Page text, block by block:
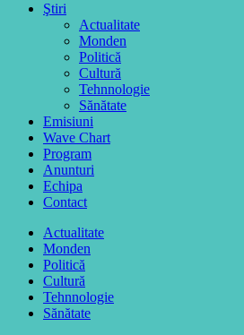
Ştiri
Actualitate
Monden
Politică
Cultură
Tehnnologie
Sănătate
Emisiuni
Wave Chart
Program
Anunturi
Echipa
Contact
Actualitate
Monden
Politică
Cultură
Tehnnologie
Sănătate